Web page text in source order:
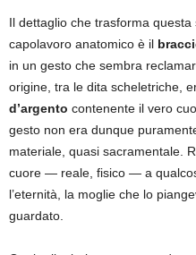
Il dettaglio che trasforma
capolavoro anatomico è il
in un gesto che sembra
origine, tra le dita scheletriche,
d’argento contenente il vero
gesto non era dunque
materiale, quasi sacramentale.
cuore — reale, fisico — a
l’eternità, la moglie che lo
guardato.